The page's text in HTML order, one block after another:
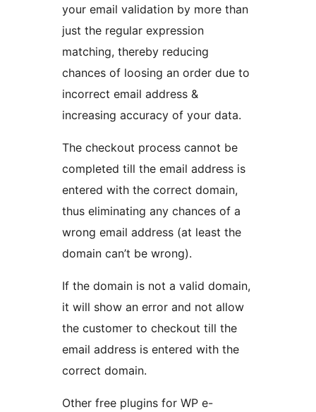
your email validation by more than
just the regular expression
matching, thereby reducing
chances of loosing an order due to
incorrect email address &
increasing accuracy of your data.
The checkout process cannot be
completed till the email address is
entered with the correct domain,
thus eliminating any chances of a
wrong email address (at least the
domain can’t be wrong).
If the domain is not a valid domain,
it will show an error and not allow
the customer to checkout till the
email address is entered with the
correct domain.
Other free plugins for WP e-